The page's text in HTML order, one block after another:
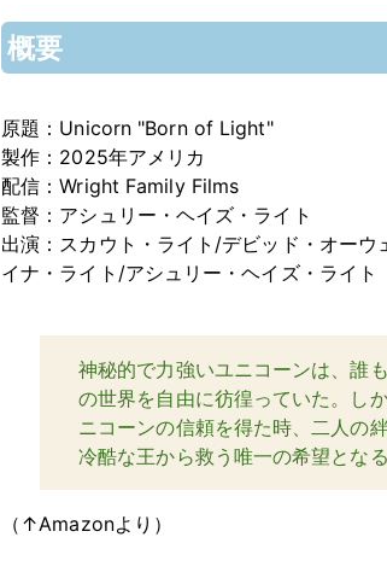
概要
原題：Unicorn "Born of Light"
製作：2025年アメリカ
配信：Wright Family Films
監督：アシュリー・ヘイズ・ライト
出演：スカウト・ライト/デビッド・オー
イナ・ライト/アシュリー・ヘイズ・ライト
神秘的で力強いユニコーンは、誰
の世界を自由に彷徨っていた。し
ニコーンの信頼を得た時、二人の
冷酷な王から救う唯一の希望となる
（↑Amazonより）